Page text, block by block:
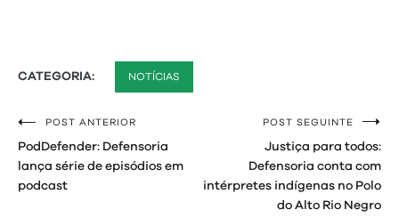
CATEGORIA: NOTÍCIAS
Navegação
de
Post
POST ANTERIOR
PodDefender: Defensoria
lança série de episódios em
podcast
POST SEGUINTE
Justiça para todos:
Defensoria conta com
intérpretes indígenas no Polo
do Alto Rio Negro